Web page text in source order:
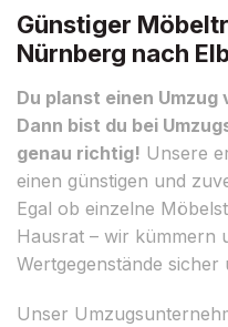
Günstiger
Nürnberg nach
Du planst einen Umzug
Dann bist du bei
genau richtig! Unsere
einen günstigen und
Egal ob einzelne
Hausrat – wir kümmern
Wertgegenstände
Unser